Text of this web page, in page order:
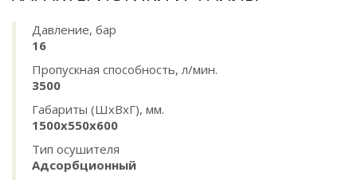
Давление, бар
16
Пропускная способность, л/мин.
3500
Габариты (ШхВхГ), мм.
1500х550х600
Тип осушителя
Адсорбционный